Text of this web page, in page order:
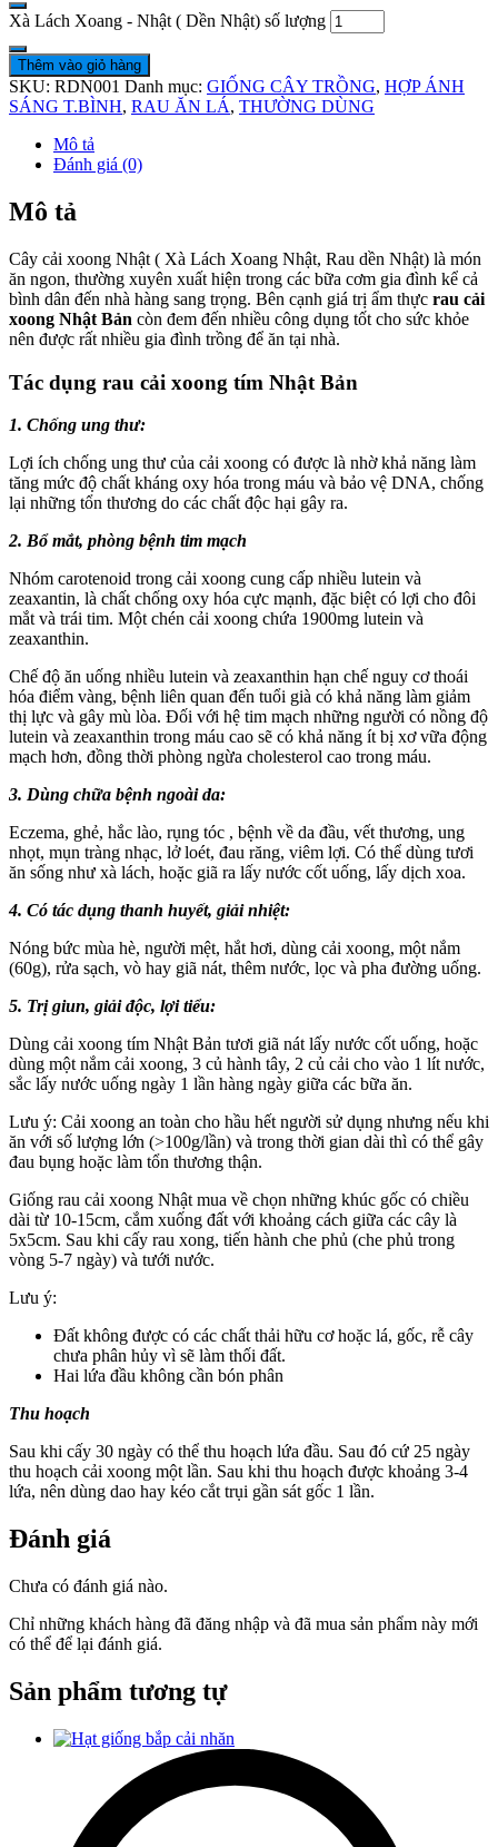
Xà Lách Xoang - Nhật ( Dền Nhật) số lượng
Thêm vào giỏ hàng
SKU: RDN001 Danh mục: GIỐNG CÂY TRỒNG, HỢP ÁNH
SÁNG T.BÌNH, RAU ĂN LÁ, THƯỜNG DÙNG
Mô tả
Đánh giá (0)
Mô tả
Cây cải xoong Nhật ( Xà Lách Xoang Nhật, Rau dền Nhật) là món
ăn ngon, thường xuyên xuất hiện trong các bữa cơm gia đình kể cả
bình dân đến nhà hàng sang trọng. Bên cạnh giá trị ẩm thực rau cải
xoong Nhật Bản còn đem đến nhiều công dụng tốt cho sức khỏe
nên được rất nhiều gia đình trồng để ăn tại nhà.
Tác dụng rau cải xoong tím Nhật Bản
1. Chống ung thư:
Lợi ích chống ung thư của cải xoong có được là nhờ khả năng làm
tăng mức độ chất kháng oxy hóa trong máu và bảo vệ DNA, chống
lại những tổn thương do các chất độc hại gây ra.
2. Bổ mắt, phòng bệnh tim mạch
Nhóm carotenoid trong cải xoong cung cấp nhiều lutein và
zeaxantin, là chất chống oxy hóa cực mạnh, đặc biệt có lợi cho đôi
mắt và trái tim. Một chén cải xoong chứa 1900mg lutein và
zeaxanthin.
Chế độ ăn uống nhiều lutein và zeaxanthin hạn chế nguy cơ thoái
hóa điểm vàng, bệnh liên quan đến tuổi già có khả năng làm giảm
thị lực và gây mù lòa. Đối với hệ tim mạch những người có nồng độ
lutein và zeaxanthin trong máu cao sẽ có khả năng ít bị xơ vữa động
mạch hơn, đồng thời phòng ngừa cholesterol cao trong máu.
3. Dùng chữa bệnh ngoài da:
Eczema, ghẻ, hắc lào, rụng tóc , bệnh về da đầu, vết thương, ung
nhọt, mụn tràng nhạc, lở loét, đau răng, viêm lợi. Có thể dùng tươi
ăn sống như xà lách, hoặc giã ra lấy nước cốt uống, lấy dịch xoa.
4. Có tác dụng thanh huyết, giải nhiệt:
Nóng bức mùa hè, người mệt, hắt hơi, dùng cải xoong, một nắm
(60g), rửa sạch, vò hay giã nát, thêm nước, lọc và pha đường uống.
5. Trị giun, giải độc, lợi tiểu:
Dùng cải xoong tím Nhật Bản tươi giã nát lấy nước cốt uống, hoặc
dùng một nắm cải xoong, 3 củ hành tây, 2 củ cải cho vào 1 lít nước,
sắc lấy nước uống ngày 1 lần hàng ngày giữa các bữa ăn.
Lưu ý: Cải xoong an toàn cho hầu hết người sử dụng nhưng nếu khi
ăn với số lượng lớn (>100g/lần) và trong thời gian dài thì có thể gây
đau bụng hoặc làm tổn thương thận.
Giống rau cải xoong Nhật mua về chọn những khúc gốc có chiều
dài từ 10-15cm, cắm xuống đất với khoảng cách giữa các cây là
5x5cm. Sau khi cấy rau xong, tiến hành che phủ (che phủ trong
vòng 5-7 ngày) và tưới nước.
Lưu ý:
Đất không được có các chất thải hữu cơ hoặc lá, gốc, rễ cây
chưa phân hủy vì sẽ làm thối đất.
Hai lứa đầu không cần bón phân
Thu hoạch
Sau khi cấy 30 ngày có thể thu hoạch lứa đầu. Sau đó cứ 25 ngày
thu hoạch cải xoong một lần. Sau khi thu hoạch được khoảng 3-4
lứa, nên dùng dao hay kéo cắt trụi gần sát gốc 1 lần.
Đánh giá
Chưa có đánh giá nào.
Chỉ những khách hàng đã đăng nhập và đã mua sản phẩm này mới
có thể để lại đánh giá.
Sản phẩm tương tự